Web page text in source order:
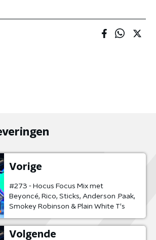
Vorige
#273 - Hocus Focus Mix met
Beyoncé, Rico, Sticks, Anderson .Paak,
Smokey Robinson & Plain White T's
Volgende